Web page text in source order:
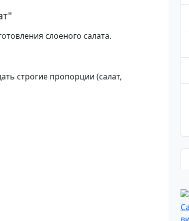
"
слоеного салата.
строгие пропорции (салат,